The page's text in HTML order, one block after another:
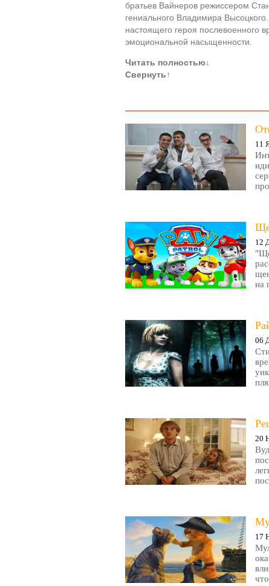
братьев Вайнеров режиссером
гениального Владимира
настоящего героя послевоенного
эмоциональной насыщенности.
Читать полностью↓
Свернуть↑
11
12
на
06
20
17